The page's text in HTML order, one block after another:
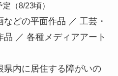
（8/23頃）
の平面作品 ／ 工芸・
／ 各種メディアアート
内に居住する障がいの